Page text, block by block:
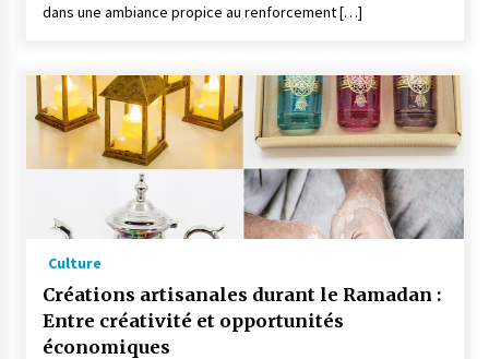
dans une ambiance propice au renforcement […]
Culture
Créations artisanales durant le Ramadan :
Entre créativité et opportunités
économiques